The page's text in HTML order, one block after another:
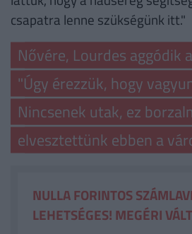
csapatra lenne szükségünk itt."
Nővére, Lourdes aggódik
"Úgy érezzük, hogy
Nincsenek utak, ez
elvesztettünk ebben a
NULLA FORINTOS
LEHETSÉGES! MEGÉRI